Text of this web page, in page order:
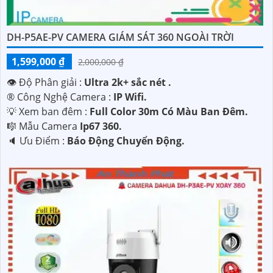
DH-P5AE-PV CAMERA GIÁM SÁT 360 NGOÀI TRỜI
1,599,000 ₫
2,000,000 ₫
👁 Độ Phân giải : Ultra 2k+ sắc nét .
®️ Công Nghệ Camera : IP Wifi.
💡 Xem ban đêm : Full Color 30m Có Màu Ban Ðêm.
🎼️ Mẫu Camera Ip67 360.
️🔈 Ưu Điểm : Báo Động Chuyển Động.